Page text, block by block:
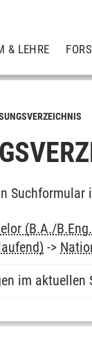
& LEHRE
Suchformular
(B.A./
->
im aktuellen